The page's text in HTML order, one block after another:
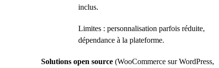
inclus.
Limites : personnalisation parfois réduite,
dépendance à la plateforme.
Solutions open source (WooCommerce sur WordPress,